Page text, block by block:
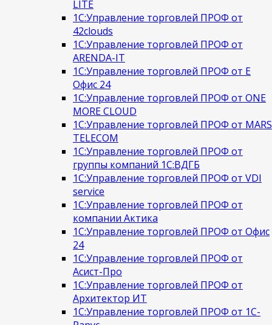
LITE
1С:Управление торговлей ПРОФ от
42clouds
1С:Управление торговлей ПРОФ от
ARENDA-IT
1С:Управление торговлей ПРОФ от Е
Офис 24
1С:Управление торговлей ПРОФ от ONE
MORE CLOUD
1С:Управление торговлей ПРОФ от MARS
TELECOM
1С:Управление торговлей ПРОФ от
группы компаний 1С:ВДГБ
1С:Управление торговлей ПРОФ от VDI
service
1С:Управление торговлей ПРОФ от
компании Актика
1С:Управление торговлей ПРОФ от Офис
24
1С:Управление торговлей ПРОФ от
Асист-Про
1С:Управление торговлей ПРОФ от
Архитектор ИТ
1С:Управление торговлей ПРОФ от 1С-